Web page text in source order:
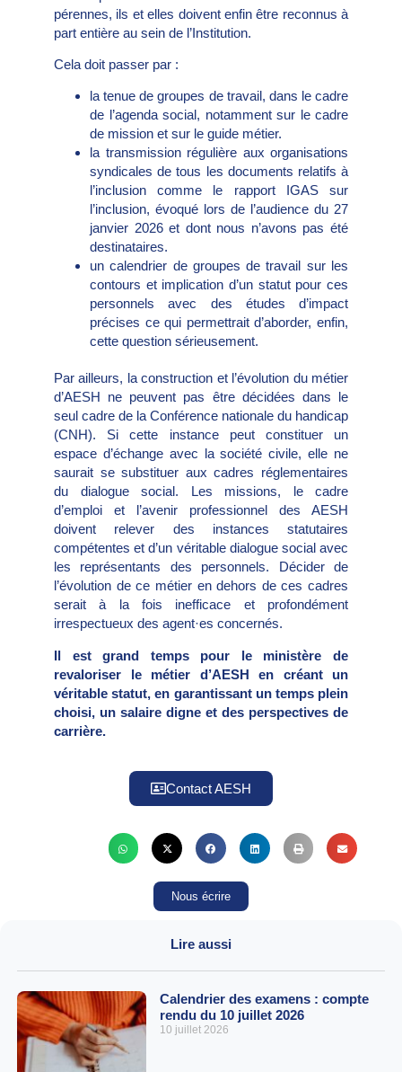
pérennes, ils et elles doivent enfin être reconnus à
part entière au sein de l’Institution.
Cela doit passer par :
la tenue de groupes de travail, dans le cadre
de l’agenda social, notamment sur le cadre
de mission et sur le guide métier.
la transmission régulière aux organisations
syndicales de tous les documents relatifs à
l’inclusion comme le rapport IGAS sur
l’inclusion, évoqué lors de l’audience du 27
janvier 2026 et dont nous n’avons pas été
destinataires.
un calendrier de groupes de travail sur les
contours et implication d’un statut pour ces
personnels avec des études d’impact
précises ce qui permettrait d’aborder, enfin,
cette question sérieusement.
Par ailleurs, la construction et l’évolution du métier
d’AESH ne peuvent pas être décidées dans le
seul cadre de la Conférence nationale du handicap
(CNH). Si cette instance peut constituer un
espace d’échange avec la société civile, elle ne
saurait se substituer aux cadres réglementaires
du dialogue social. Les missions, le cadre
d’emploi et l’avenir professionnel des AESH
doivent relever des instances statutaires
compétentes et d’un véritable dialogue social avec
les représentants des personnels. Décider de
l’évolution de ce métier en dehors de ces cadres
serait à la fois inefficace et profondément
irrespectueux des agent·es concernés.
Il est grand temps pour le ministère de
revaloriser le métier d’AESH en créant un
véritable statut, en garantissant un temps plein
choisi, un salaire digne et des perspectives de
carrière.
Contact AESH
Nous écrire
Lire aussi
Calendrier des examens : compte
rendu du 10 juillet 2026
10 juillet 2026